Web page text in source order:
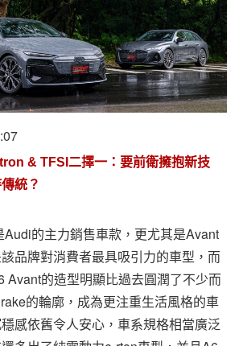
& TFSI二擇一：要前衛擁抱新技
統？
的主力銷售車款，更尤其是Avant
品牌對消費者最具吸引力的車型，而
Avant的造型明顯比過去圓潤了不少而
的輪廓，成為更注重生活風格的車
感依舊令人安心，車系規格相當廣泛